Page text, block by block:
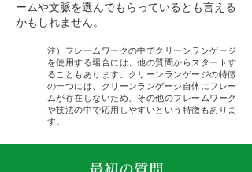
ームや文脈を選んでもらっているとも言える
かもしれません。
注）フレームワークの中でクリーンランゲージ
を使用する場合には、他の質問からスタートす
ることもあります。クリーンランゲージの特徴
の一つには、クリーンランゲージ自体にフレー
ムが存在しないため、その他のフレームワーク
や技法の中で応用しやすいという特徴もありま
す。